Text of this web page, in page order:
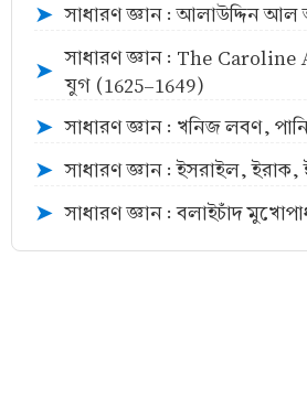
➤ সাধারণ জ্ঞান : আলাউদ্দিন
➤
সাধারণ জ্ঞান : The Caroline
যুগ (1625–1649)
➤ সাধারণ জ্ঞান : খনিজ লবণ,
➤ সাধারণ জ্ঞান : ইসরাইল, ইরাক,
➤ সাধারণ জ্ঞান : বলাইচাঁদ